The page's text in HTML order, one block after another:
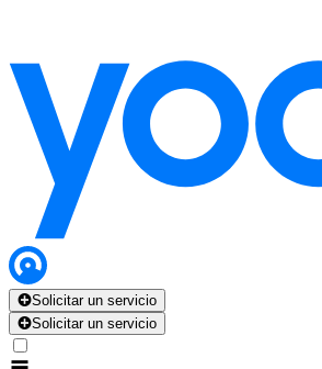
Solicitar un servicio
Solicitar un servicio